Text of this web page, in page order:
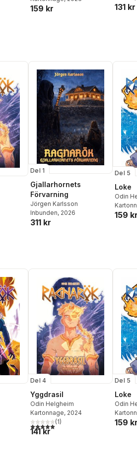
antal röster:
159 kr 131 kr
antal röster:
Del 1
Gjallarhornets
Förvarning
Jörgen Karlsson
Inbunden, 2026
311 kr
Del 5
Loke
Odin
159 kr
antal röster:
Del 4
Yggdrasil
Odin Helgheim
Kartonnage, 2024
5,0utav 5 stjärnor. Totalt antal röster:
(1)
141 kr
Del 5
Loke
Odin
159 kr